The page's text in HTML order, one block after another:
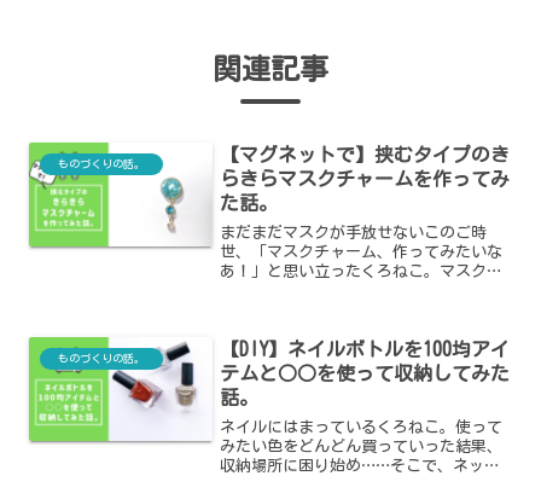
関連記事
ものづくりの話。
【マグネットで】挟むタイプのき
らきらマスクチャームを作ってみ
た話。
まだまだマスクが手放せないこのご時
世、「マスクチャーム、作ってみたいな
あ！」と思い立ったくろねこ。マスクの
スクチャームを作ってみました。
ものづくりの話。
【DIY】ネイルボトルを100均アイ
テムと○○を使って収納してみた
話。
ネイルにはまっているくろねこ。使って
みたい色をどんどん買っていった結果、
収納場所に困り始め……そこで、ネット